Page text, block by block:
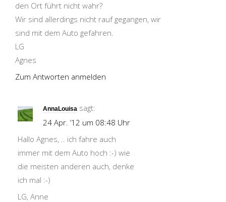
den Ort führt nicht wahr?
Wir sind allerdings nicht rauf gegangen, wir
sind mit dem Auto gefahren.
LG
Agnes
Zum Antworten anmelden
AnnaLouisa sagt:
24 Apr. ’12 um 08:48 Uhr
Hallo Agnes, .. ich fahre auch
immer mit dem Auto hoch :-) wie
die meisten anderen auch, denke
ich mal :-)
LG, Anne